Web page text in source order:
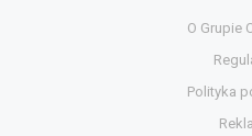
O Grupie
Polityka